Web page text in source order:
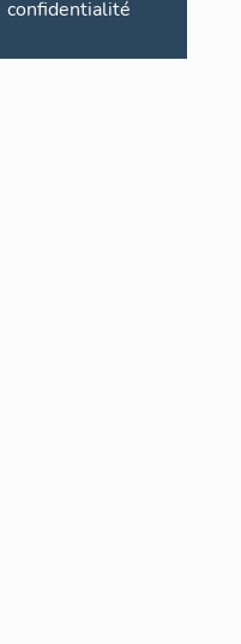
confidentialité